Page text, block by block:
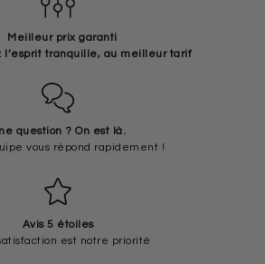
Meilleur prix garanti
l’esprit tranquille, au meilleur tarif
question ? On est là.
vous répond rapidement !
Avis 5 étoiles
est notre priorité